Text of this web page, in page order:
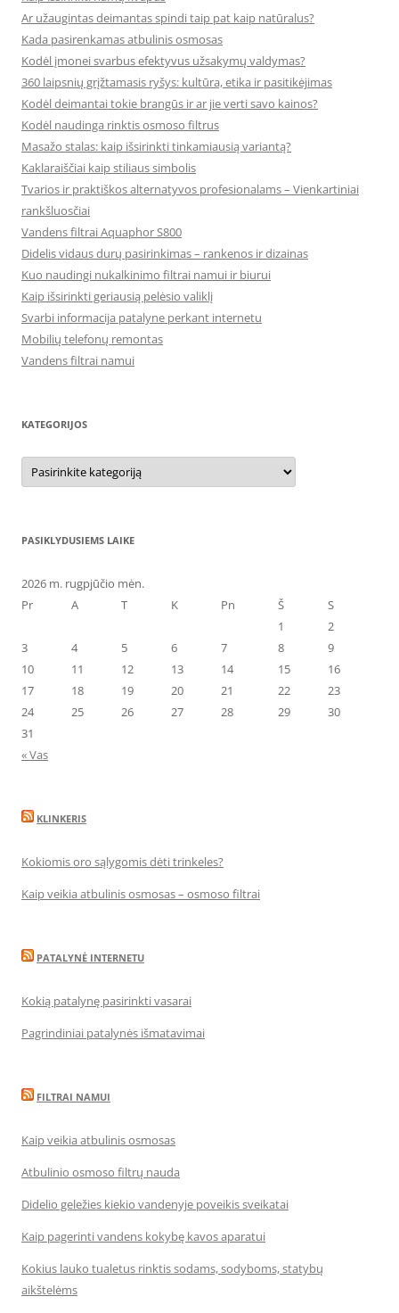
Ar užaugintas deimantas spindi taip pat kaip natūralus?
Kada pasirenkamas atbulinis osmosas
Kodėl įmonei svarbus efektyvus užsakymų valdymas?
360 laipsnių grįžtamasis ryšys: kultūra, etika ir pasitikėjimas
Kodėl deimantai tokie brangūs ir ar jie verti savo kainos?
Kodėl naudinga rinktis osmoso filtrus
Masažo stalas: kaip išsirinkti tinkamiausią variantą?
Kaklaraiščiai kaip stiliaus simbolis
Tvarios ir praktiškos alternatyvos profesionalams – Vienkartiniai
rankšluosčiai
Vandens filtrai Aquaphor S800
Didelis vidaus durų pasirinkimas – rankenos ir dizainas
Kuo naudingi nukalkinimo filtrai namui ir biurui
Kaip išsirinkti geriausią pelėsio valiklį
Svarbi informacija patalyne perkant internetu
Mobilių telefonų remontas
Vandens filtrai namui
KATEGORIJOS
Kategorijos
PASIKLYDUSIEMS LAIKE
2026 m. rugpjūčio mėn.
Pr
A T K Pn Š
S
1
2
3
4 5 6 7 8
9
10
11 12 13 14 15
16
17
18 19 20 21 22
23
24
25 26 27 28 29
30
31
« Vas
KLINKERIS
Kokiomis oro sąlygomis dėti trinkeles?
Kaip veikia atbulinis osmosas – osmoso filtrai
PATALYNĖ INTERNETU
Kokią patalynę pasirinkti vasarai
Pagrindiniai patalynės išmatavimai
FILTRAI NAMUI
Kaip veikia atbulinis osmosas
Atbulinio osmoso filtrų nauda
Didelio geležies kiekio vandenyje poveikis sveikatai
Kaip pagerinti vandens kokybę kavos aparatui
Kokius lauko tualetus rinktis sodams, sodyboms, statybų
aikštelėms